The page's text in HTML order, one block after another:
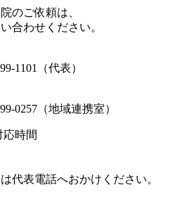
のご依頼は、
合わせください。
1101 （代表）
0257 （地域連携室）
応時間
代表電話へおかけください。